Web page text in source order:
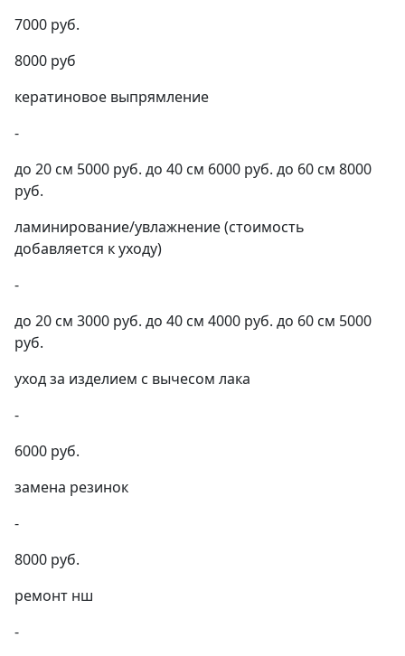
7000 руб.
8000 руб
кератиновое выпрямление
-
до 20 см 5000 руб. до 40 см 6000 руб. до 60 см 8000
руб.
ламинирование/увлажнение (стоимость
добавляется к уходу)
-
до 20 см 3000 руб. до 40 см 4000 руб. до 60 см 5000
руб.
уход за изделием с вычесом лака
-
6000 руб.
замена резинок
-
8000 руб.
ремонт нш
-